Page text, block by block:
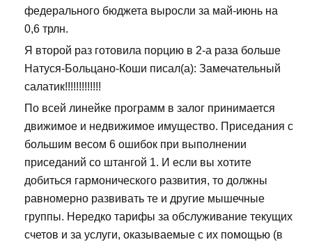
федерального бюджета выросли за май-июнь на
0,6 трлн.
Я второй раз готовила порцию в 2-а раза больше
Натуся-Больцано-Коши писал(а): Замечательный
салатик!!!!!!!!!!!!!
По всей линейке программ в залог принимается
движимое и недвижимое имущество. Приседания с
большим весом 6 ошибок при выполнении
приседаний со штангой 1. И если вы хотите
добиться гармонического развития, то должны
равномерно развивать те и другие мышечные
группы. Нередко тарифы за обслуживание текущих
счетов и за услуги, оказываемые с их помощью (в